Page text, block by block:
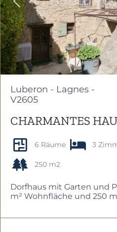
Previous
Luberon - Lagnes -
V2605
CHARMANTES
6 Räume 3
250 m2
Dorfhaus mit Garten und
m² Wohnfläche und 250